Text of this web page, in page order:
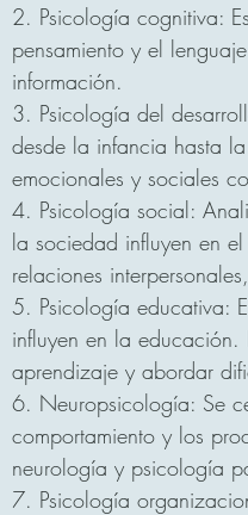
2. Psicología cognitiva:
pensamiento y el
información.
3. Psicología del
desde la infancia hasta
emocionales y sociales
4. Psicología social:
la sociedad influyen en
relaciones
5. Psicología educativa:
influyen en la educación.
aprendizaje y abordar
6. Neuropsicología: Se
comportamiento y los
neurología y psicología
7. Psicología